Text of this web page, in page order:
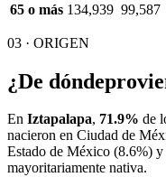
65 o más 134,939 99,587
03 · ORIGEN
¿De dónde
En Iztapalapa, 71.9% de
nacieron en Ciudad de
Estado de México (8.6%) y
mayoritariamente nativa.